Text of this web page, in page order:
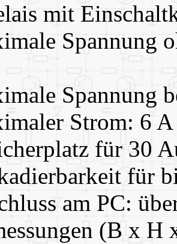
mit
Spannung
Spannung
Strom: 6 A
für 30
für
am PC:
(B x H x